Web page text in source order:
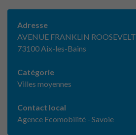
Adresse
AVENUE FRANKLIN ROOSEVELT
73100 Aix-les-Bains
Catégorie
Villes moyennes
Contact local
Agence Ecomobilité - Savoie